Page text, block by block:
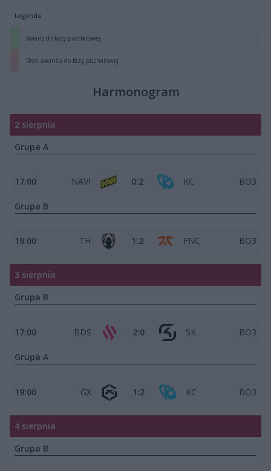
Legenda:
Awans do fazy pucharowej
Brak awansu do fazy pucharowej
Harmonogram
2 sierpnia
Grupa A
17:00 NAVI 0:2 KC BO3
Grupa B
19:00 TH 1:2 FNC BO3
3 sierpnia
Grupa B
17:00 BDS 2:0 SK BO3
Grupa A
19:00 GX 1:2 KC BO3
4 sierpnia
Grupa B